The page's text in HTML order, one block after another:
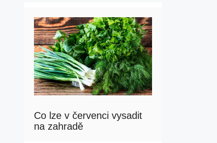
Co lze v červenci vysadit
na zahradě